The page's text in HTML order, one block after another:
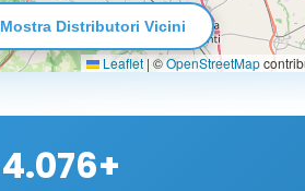
Leaflet| ©OpenStreetMap
Mostra Distributori Vicini
4.076+